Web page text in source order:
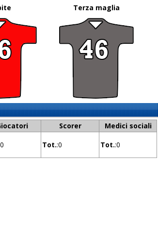
Terza maglia
Scorer Medici sociali
Tot.:0 Tot.:0